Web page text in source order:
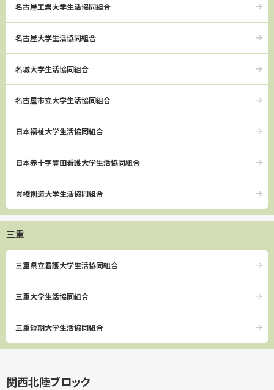
名古屋工業大学生活協同組合
名古屋大学生活協同組合
名城大学生活協同組合
名古屋市立大学生活協同組合
日本福祉大学生活協同組合
日本赤十字豊田看護大学生活協同組合
豊橋創造大学生活協同組合
三重
三重県立看護大学生活協同組合
三重大学生活協同組合
三重短期大学生活協同組合
関西北陸ブロック